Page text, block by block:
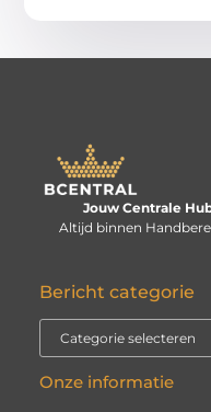
Jouw Centrale
Altijd binnen
Bericht categorie
Onze informatie